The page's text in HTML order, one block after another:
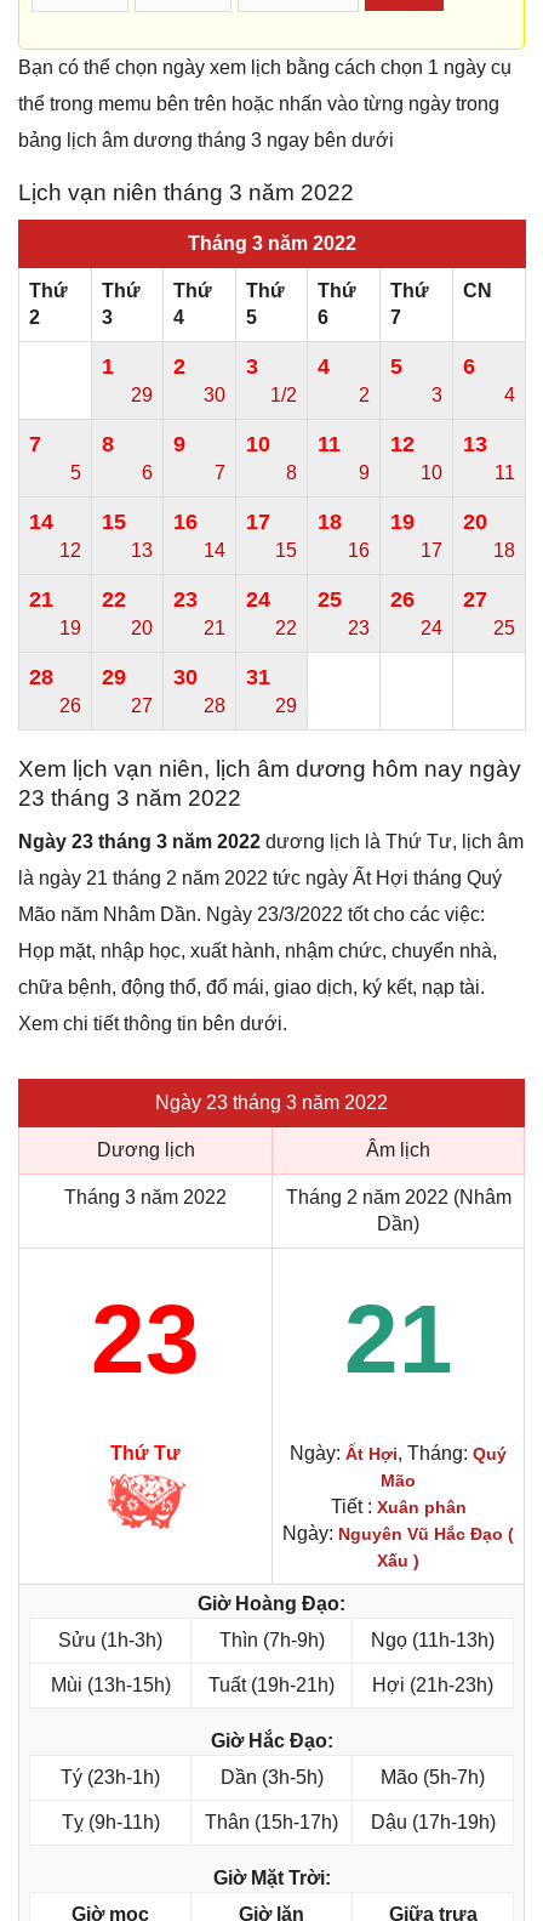
Bạn có thể chọn ngày xem lịch bằng cách chọn 1 ngày cụ
thể trong memu bên trên hoặc nhấn vào từng ngày trong
bảng lịch âm dương tháng 3 ngay bên dưới
Lịch vạn niên tháng 3 năm 2022
Tháng 3 năm 2022
Thứ
2
Thứ
3
Thứ
4
Thứ
5
Thứ
6
Thứ
7
CN
1
29
2
30
3
1/2
4
2
5
3
6
4
7
5
8
6
9
7
10
8
11
9
12
10
13
11
14
12
15
13
16
14
17
15
18
16
19
17
20
18
21
19
22
20
23
21
24
22
25
23
26
24
27
25
28
26
29
27
30
28
31
29
Xem lịch vạn niên, lịch âm dương hôm nay ngày
23 tháng 3 năm 2022
Ngày 23 tháng 3 năm 2022 dương lịch là Thứ Tư, lịch âm
là ngày 21 tháng 2 năm 2022 tức ngày Ất Hợi tháng Quý
Mão năm Nhâm Dần. Ngày 23/3/2022 tốt cho các việc:
Họp mặt, nhập học, xuất hành, nhậm chức, chuyển nhà,
chữa bệnh, động thổ, đổ mái, giao dịch, ký kết, nạp tài.
Xem chi tiết thông tin bên dưới.
Ngày 23 tháng 3 năm 2022
Dương lịch Âm lịch
Tháng 3 năm 2022
Tháng 2 năm 2022 (Nhâm
Dần)
23 21
Thứ Tư Ngày: Ất Hợi, Tháng: Quý
Mão
Tiết : Xuân phân
Ngày: Nguyên Vũ Hắc Đạo (
Xấu )
Giờ Hoàng Đạo:
Sửu (1h-3h)
Thìn (7h-9h) Ngọ (11h-13h)
Mùi (13h-15h) Tuất (19h-21h) Hợi (21h-23h)
Giờ Hắc Đạo:
Tý (23h-1h)
Dần (3h-5h) Mão (5h-7h)
Tỵ (9h-11h) Thân (15h-17h) Dậu (17h-19h)
Giờ Mặt Trời:
Giờ mọc
Giờ lặn Giữa trưa